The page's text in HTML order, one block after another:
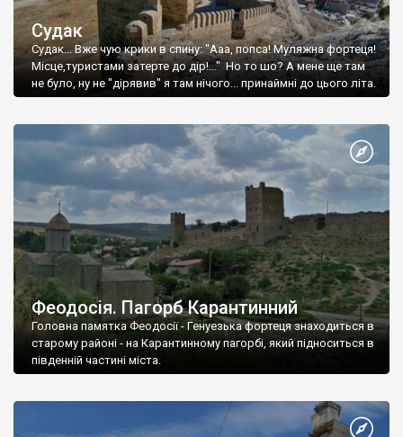
Судак
Судак... Вже чую крики в спину: "Ааа, попса! Муляжна фортеця!
Місце,туристами затерте до дір!..." Но то шо? А мене ще там
не було, ну не "дірявив" я там нічого... принаймні до цього літа.
Феодосія. Пагорб Карантинний
Головна памятка Феодосії - Генуезька фортеця знаходиться в
старому районі - на Карантинному пагорбі, який підноситься в
південній частині міста.